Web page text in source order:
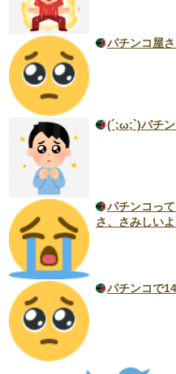
パチンコ屋
(´;ω;`)パチ
パチンコっ
さ、さみしい
パチンコで